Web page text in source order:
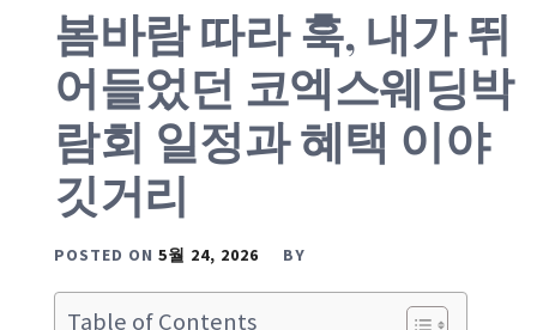
봄바람 따라 훅, 내가 뛰
어들었던 코엑스웨딩박
람회 일정과 혜택 이야
깃거리
POSTED ON 5월 24, 2026 BY
Table of Contents